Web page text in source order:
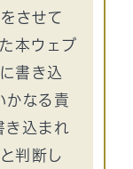
させて
本ウェブ
書き込
かなる責
き込まれ
判断し